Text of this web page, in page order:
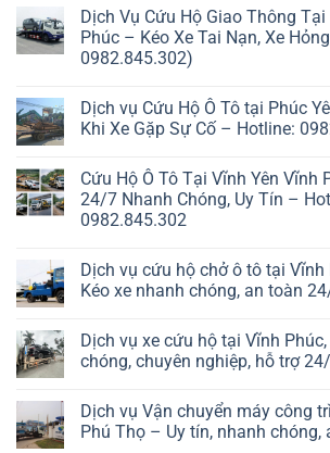
Dịch Vụ Cứu Hộ Giao Thông
Phúc – Kéo Xe Tai Nạn, Xe
0982.845.302)
Dịch vụ Cứu Hộ Ô Tô tại Phúc
Khi Xe Gặp Sự Cố – Hotline:
Cứu Hộ Ô Tô Tại Vĩnh Yên Vĩnh
24/7 Nhanh Chóng, Uy Tín –
0982.845.302
Dịch vụ cứu hộ chở ô tô tại Vĩnh
Kéo xe nhanh chóng, an toàn
Dịch vụ xe cứu hộ tại Vĩnh
chóng, chuyên nghiệp, hỗ trợ
Dịch vụ Vận chuyển máy công
Phú Thọ – Uy tín, nhanh chóng,